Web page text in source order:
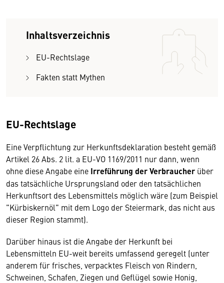
Inhaltsverzeichnis
EU-Rechtslage
Fakten statt Mythen
EU-Rechtslage
Eine Verpflichtung zur Herkunftsdeklaration besteht gemäß
Artikel 26 Abs. 2 lit. a EU-VO 1169/2011 nur dann, wenn
ohne diese Angabe eine Irreführung der Verbraucher über
das tatsächliche Ursprungsland oder den tatsächlichen
Herkunftsort des Lebensmittels möglich wäre (zum Beispiel
"Kürbiskernöl" mit dem Logo der Steiermark, das nicht aus
dieser Region stammt).
Darüber hinaus ist die Angabe der Herkunft bei
Lebensmitteln EU-weit bereits umfassend geregelt (unter
anderem für frisches, verpacktes Fleisch von Rindern,
Schweinen, Schafen, Ziegen und Geflügel sowie Honig,